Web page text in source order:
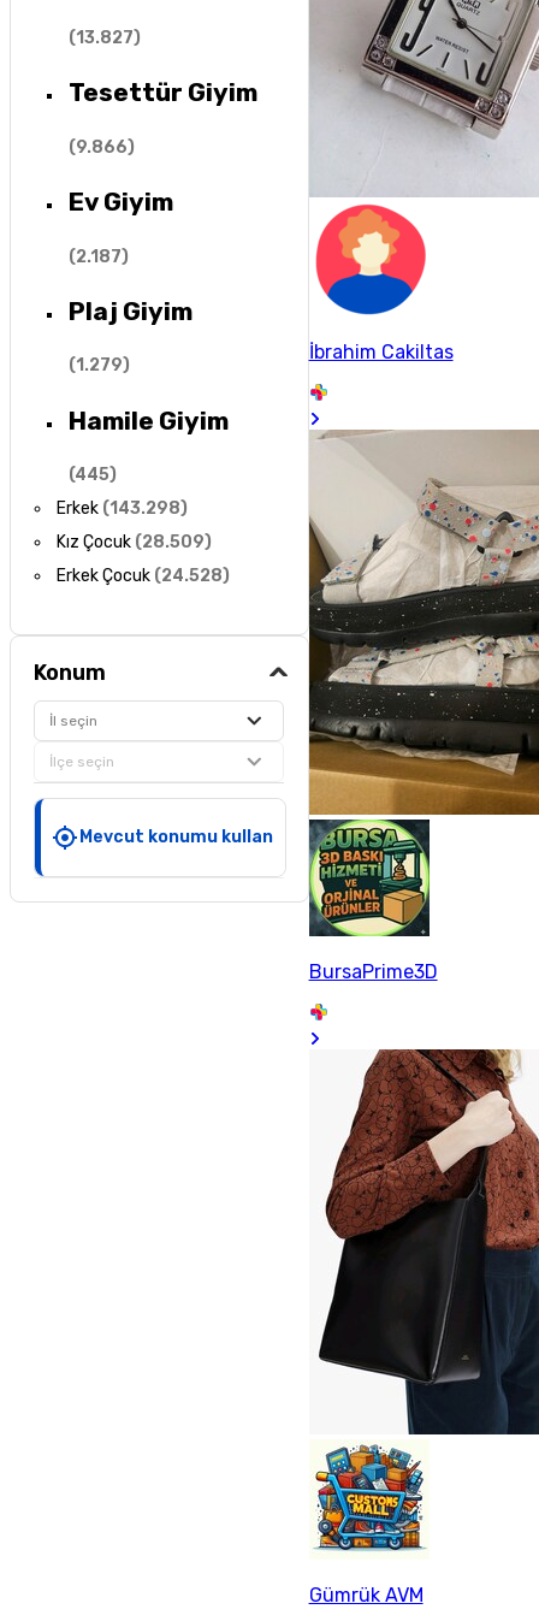
(13.827)
Tesettür Giyim
(9.866)
Ev Giyim
(2.187)
Plaj Giyim
(1.279)
Hamile Giyim
(445)
Erkek (143.298)
Kız Çocuk (28.509)
Erkek Çocuk (24.528)
Konum
İl seçin
İlçe seçin
Mevcut konumu kullan
İbrahim Cakiltas
BursaPrime3D
Gümrük AVM